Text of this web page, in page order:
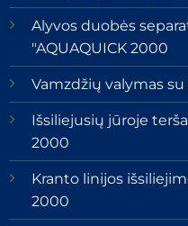
Alyvos duobės
"AQUAQUICK 2000
Vamzdžių valymas su
Išsiliejusių jūroje
2000
Kranto linijos
2000